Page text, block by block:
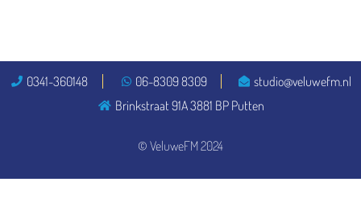
© VeluweFM 2024
0341-360148 06-8309 8309
studio@veluwefm.nl
Brinkstraat 91A 3881 BP Putten